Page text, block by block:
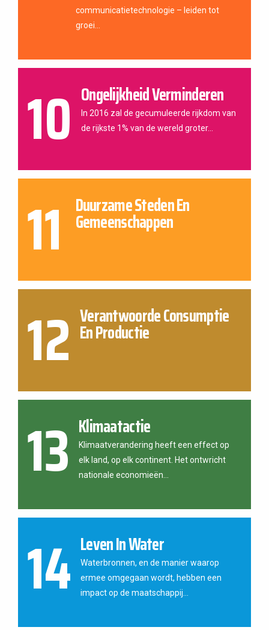
communicatietechnologie – leiden tot
groei...
10 Ongelijkheid Verminderen
In 2016 zal de gecumuleerde rijkdom van
de rijkste 1% van de wereld groter...
11 Duurzame Steden En
Gemeenschappen
12 Verantwoorde Consumptie
En Productie
13 Klimaatactie
Klimaatverandering heeft een effect op
elk land, op elk continent. Het ontwricht
nationale economieën...
14 Leven In Water
Waterbronnen, en de manier waarop
ermee omgegaan wordt, hebben een
impact op de maatschappij...